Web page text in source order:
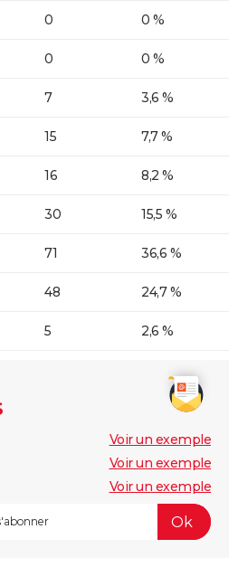
0 0 %
0 0 %
7 3,6 %
15 7,7 %
16 8,2 %
30 15,5 %
71 36,6 %
48 24,7 %
5 2,6 %
Voir un exemple
Voir un exemple
Voir un exemple